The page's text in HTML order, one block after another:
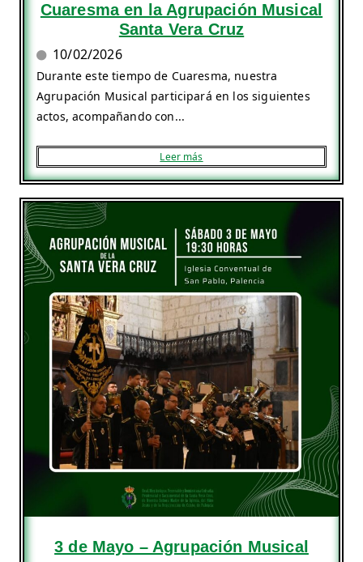
Cuaresma en la Agrupación Musical
Santa Vera Cruz
10/02/2026
Durante este tiempo de Cuaresma, nuestra
Agrupación Musical participará en los siguientes
actos, acompañando con...
Leer más
3 de Mayo – Agrupación Musical